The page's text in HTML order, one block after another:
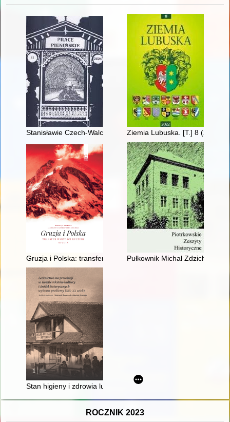
Stanisławie Czech-WalczakowejZiemia Lubuska. [T.] 8 (2022)
Gruzja i Polska: transfer wartości kultury : studia
Pułkownik Michał
Stan higieny i zdrowia ludności wiejskiej południowych
ROCZNIK 2023